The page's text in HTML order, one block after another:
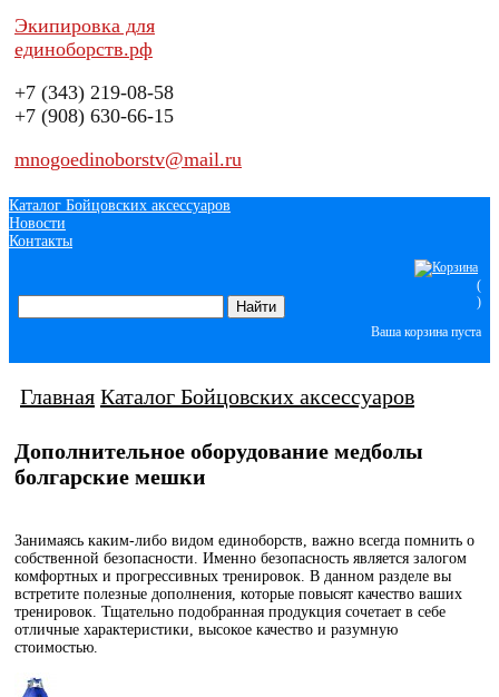
Экипировка для
единоборств.рф
+7 (343) 219-08-58
+7 (908) 630-66-15
mnogoedinoborstv@mail.ru
Каталог Бойцовских аксессуаров
Новости
Контакты
(
)
Ваша корзина пуста
Главная Каталог Бойцовских аксессуаров
Дополнительное оборудование медболы
болгарские мешки
Занимаясь каким-либо видом единоборств, важно всегда помнить о
собственной безопасности. Именно безопасность является залогом
комфортных и прогрессивных тренировок. В данном разделе вы
встретите полезные дополнения, которые повысят качество ваших
тренировок. Тщательно подобранная продукция сочетает в себе
отличные характеристики, высокое качество и разумную
стоимостью.